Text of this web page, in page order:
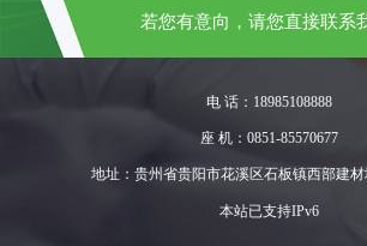
若您有意向，请您直接联系
电 话：18985108888
座 机：0851-85570677
地址：贵州省贵阳市花溪区石板镇西部建
本站已支持IPv6